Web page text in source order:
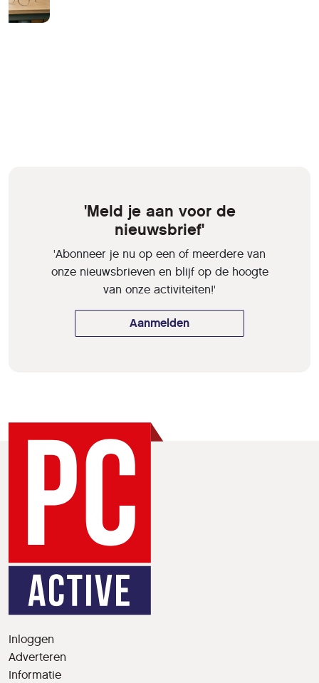
'Meld je aan voor de
nieuwsbrief'
'Abonneer je nu op een of meerdere van
onze nieuwsbrieven en blijf op de hoogte
van onze activiteiten!'
Aanmelden
Inloggen
Adverteren
Informatie